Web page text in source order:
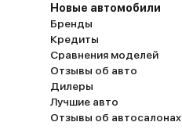
Новые автомобили
Бренды
Кредиты
Сравнения моделей
Отзывы об авто
Дилеры
Лучшие авто
Отзывы об автосалонах